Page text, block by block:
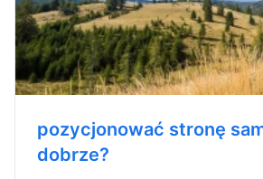
pozycjonować stronę
dobrze?